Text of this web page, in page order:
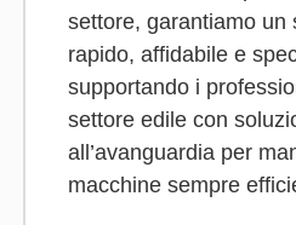
settore, garantiamo un
rapido, affidabile e
supportando i
settore edile con
all’avanguardia per
macchine sempre